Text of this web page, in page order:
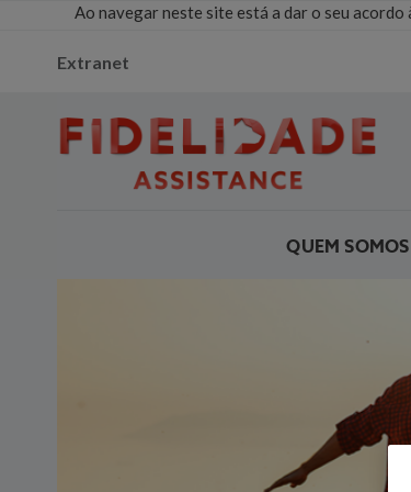
Ao navegar neste site está a dar o seu acordo
Extranet
QUEM SOMOS